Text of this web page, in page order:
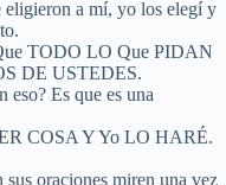
eligieron a mí, yo los elegí y
TODO LO Que PIDAN
DE USTEDES.
eso? Es que es una
COSA Y Yo LO HARÉ.
sus oraciones miren una vez